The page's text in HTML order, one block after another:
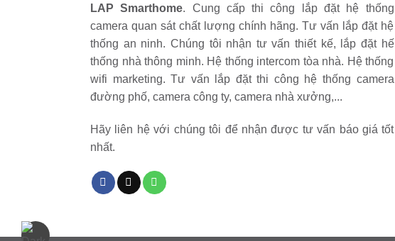
LAP Smarthome. Cung cấp thi công lắp đặt hệ thống
camera quan sát chất lượng chính hãng. Tư vấn lắp đặt hệ
thống an ninh. Chúng tôi nhận tư vấn thiết kế, lắp đặt hế
thống nhà thông minh. Hệ thống intercom tòa nhà. Hệ thống
wifi marketing. Tư vấn lắp đặt thi công hệ thống camera
đường phố, camera công ty, camera nhà xưởng,...
Hãy liên hệ với chúng tôi để nhận được tư vấn báo giá tốt
nhất.